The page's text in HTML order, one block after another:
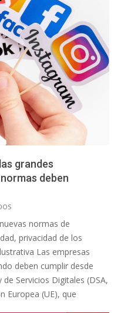
grandes
deben
normas de
privacidad de los
Las empresas
deben cumplir desde
Servicios Digitales (DSA,
Europea (UE), que